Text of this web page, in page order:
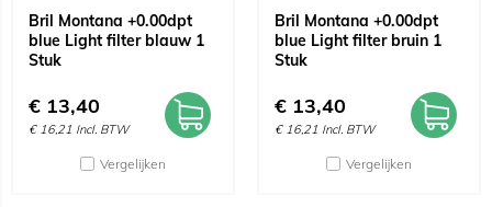
Bril Montana +0.00dpt
blue Light filter blauw 1
Stuk
€ 13,40
€ 16,21 Incl. BTW
Vergelijken
Bril Montana +0.00dpt
blue Light filter bruin 1
Stuk
€ 13,40
€ 16,21 Incl. BTW
Vergelijken